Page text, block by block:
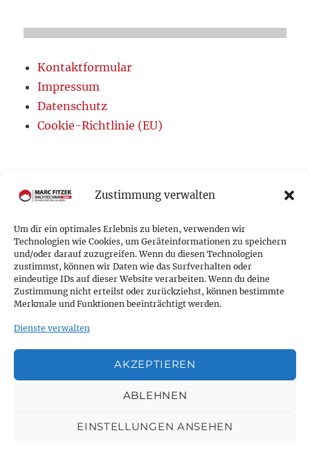
Zustimmung verwalten
Um dir ein optimales Erlebnis zu bieten, verwenden wir
Technologien wie Cookies, um Geräteinformationen zu speichern
und/oder darauf zuzugreifen. Wenn du diesen Technologien
zustimmst, können wir Daten wie das Surfverhalten oder
eindeutige IDs auf dieser Website verarbeiten. Wenn du deine
Zustimmung nicht erteilst oder zurückziehst, können bestimmte
Merkmale und Funktionen beeinträchtigt werden.
Dienste verwalten
AKZEPTIEREN
ABLEHNEN
EINSTELLUNGEN ANSEHEN
Kontaktformular
Impressum
Datenschutz
Cookie-Richtlinie (EU)
Marc Fitzek Dachtechnik GmbH
Der Meisterbetrieb aus Brühl
Schützen Sie Ihr Dach vor Wind und Wetter.
Kompetent und zuverlässig beraten wir Sie rund um